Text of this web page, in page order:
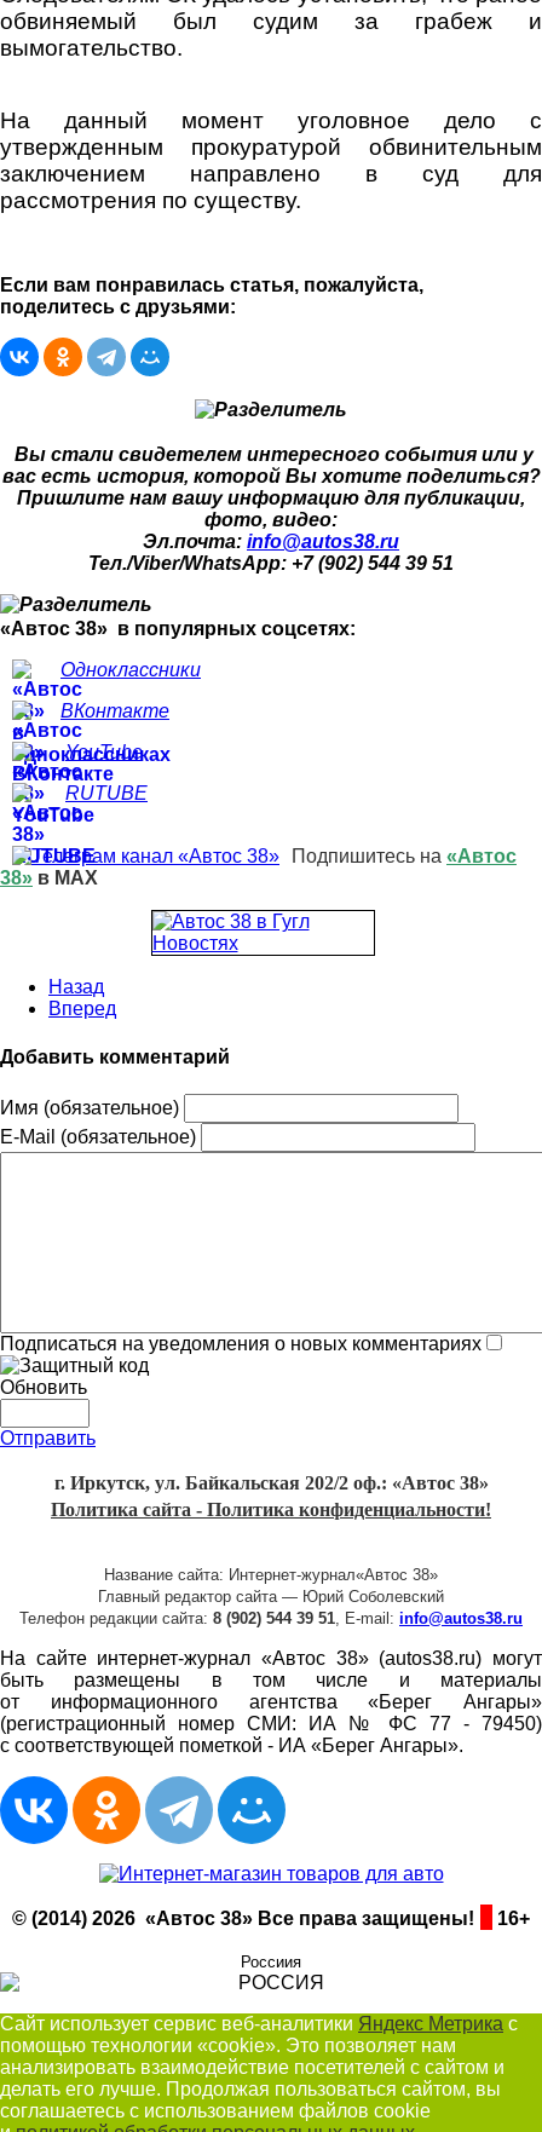
обвиняемый был судим за грабеж и
вымогательство.
На данный момент уголовное дело с
утвержденным прокуратурой обвинительным
заключением направлено в суд для
рассмотрения по существу.
Если вам понравилась статья, пожалуйста,
поделитесь с друзьями:
Вы стали свидетелем интересного события или у
вас есть история, которой Вы хотите поделиться?
Пришлите нам вашу информацию для публикации,
фото, видео:
Эл.почта: info@autos38.ru
Тел./Viber/WhatsApp: +7 (902) 544 39 51
«Автос 38» в популярных соцсетях:
Одноклассники
ВКонтакте
YouTube
RUTUBE
Подпишитесь на «Автос
38» в MAX
Назад
Вперед
Добавить комментарий
Имя (обязательное)
E-Mail (обязательное)
Подписаться на уведомления о новых комментариях
Обновить
Отправить
г. Иркутск, ул. Байкальская 202/2 оф.: «Автос 38»
Политика сайта - Политика конфиденциальности!
Название сайта: Интернет-журнал«Автос 38»
Главный редактор сайта — Юрий Соболевский
Телефон редакции сайта: 8 (902) 544 39 51 , E-mail: info@autos38.ru
На сайте интернет-журнал «Автос 38» (autos38.ru) могут
быть размещены в том числе и материалы
от информационного агентства «Берег Ангары»
(регистрационный номер СМИ: ИА № ФС 77 - 79450)
с соответствующей пометкой - ИА «Берег Ангары».
© (2014) 2026 «Автос 38» Все права защищены! 16+
Россиия
Сайт использует сервис веб-аналитики Яндекс Метрика с
помощью технологии «cookie». Это позволяет нам
анализировать взаимодействие посетителей с сайтом и
делать его лучше. Продолжая пользоваться сайтом, вы
соглашаетесь с использованием файлов cookie